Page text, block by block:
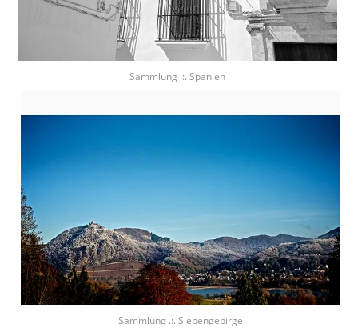
Sammlung .:. Spanien
Sammlung .:. Siebengebirge